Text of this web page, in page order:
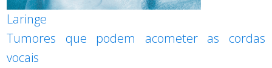
Laringe
Tumores que podem acometer as cordas
vocais